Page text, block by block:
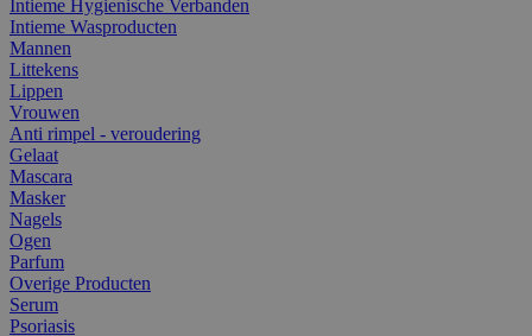
Intieme Hygienische Verbanden
Intieme Wasproducten
Mannen
Littekens
Lippen
Vrouwen
Anti rimpel - veroudering
Gelaat
Mascara
Masker
Nagels
Ogen
Parfum
Overige Producten
Serum
Psoriasis